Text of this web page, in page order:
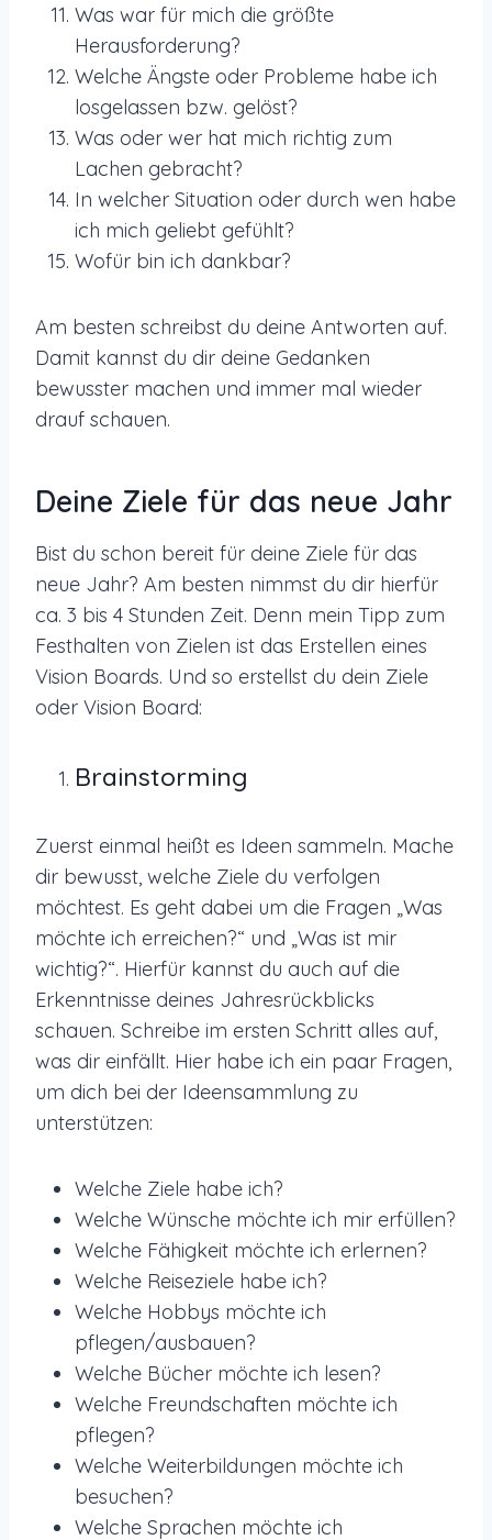
Was war für mich die größte
Herausforderung?
Welche Ängste oder Probleme habe ich
losgelassen bzw. gelöst?
Was oder wer hat mich richtig zum
Lachen gebracht?
In welcher Situation oder durch wen habe
ich mich geliebt gefühlt?
Wofür bin ich dankbar?
Am besten schreibst du deine Antworten auf.
Damit kannst du dir deine Gedanken
bewusster machen und immer mal wieder
drauf schauen.
Deine Ziele für das neue Jahr
Bist du schon bereit für deine Ziele für das
neue Jahr? Am besten nimmst du dir hierfür
ca. 3 bis 4 Stunden Zeit. Denn mein Tipp zum
Festhalten von Zielen ist das Erstellen eines
Vision Boards. Und so erstellst du dein Ziele
oder Vision Board:
Brainstorming
Zuerst einmal heißt es Ideen sammeln. Mache
dir bewusst, welche Ziele du verfolgen
möchtest. Es geht dabei um die Fragen „Was
möchte ich erreichen?“ und „Was ist mir
wichtig?“. Hierfür kannst du auch auf die
Erkenntnisse deines Jahresrückblicks
schauen. Schreibe im ersten Schritt alles auf,
was dir einfällt. Hier habe ich ein paar Fragen,
um dich bei der Ideensammlung zu
unterstützen:
Welche Ziele habe ich?
Welche Wünsche möchte ich mir erfüllen?
Welche Fähigkeit möchte ich erlernen?
Welche Reiseziele habe ich?
Welche Hobbys möchte ich
pflegen/ausbauen?
Welche Bücher möchte ich lesen?
Welche Freundschaften möchte ich
pflegen?
Welche Weiterbildungen möchte ich
besuchen?
Welche Sprachen möchte ich